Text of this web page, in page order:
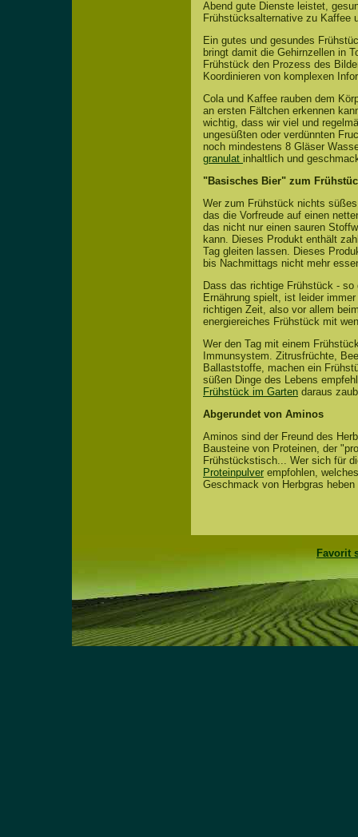
Abend gute Dienste leistet,
Frühstücksalternative zu
Ein gutes und gesundes
bringt damit die Gehirnzellen in
Frühstück den Prozess des
Koordinieren von komplexen
Cola und Kaffee rauben dem
an ersten Fältchen erkennen
wichtig, dass wir viel und
ungesüßten oder verdünnten
noch mindestens 8 Gläser
granulat inhaltlich und
"Basisches Bier" zum
Wer zum Frühstück nichts
das die Vorfreude auf einen
das nicht nur einen sauren
kann. Dieses Produkt enthält
Tag gleiten lassen. Dieses
bis Nachmittags nicht mehr
Dass das richtige Frühstück - so
Ernährung spielt, ist leider
richtigen Zeit, also vor allem
energiereiches Frühstück mit
Wer den Tag mit einem
Immunsystem. Zitrusfrüchte,
Ballaststoffe, machen ein
süßen Dinge des Lebens
Frühstück im Garten daraus
Abgerundet von Aminos
Aminos sind der Freund des
Bausteine von Proteinen, der
Frühstückstisch... Wer sich für
Proteinpulver empfohlen,
Geschmack von Herbgras heben
Favorit